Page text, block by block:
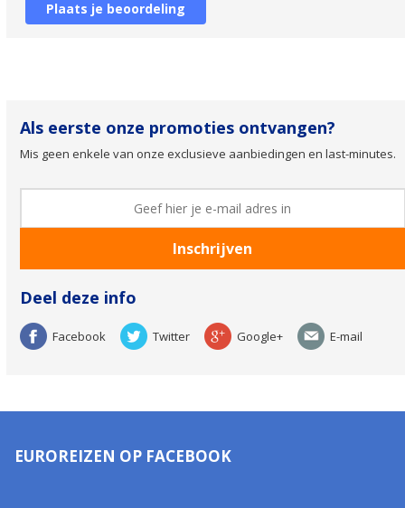
Plaats je beoordeling
Als eerste onze promoties ontvangen?
Mis geen enkele van onze exclusieve aanbiedingen en last-minutes.
Deel deze info
Facebook Twitter Google+ E-mail
EUROREIZEN OP FACEBOOK